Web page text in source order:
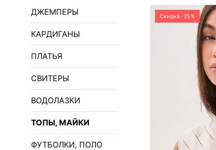
ДЖЕМПЕРЫ
КАРДИГАНЫ
ПЛАТЬЯ
СВИТЕРЫ
ВОДОЛАЗКИ
ТОПЫ, МАЙКИ
ФУТБОЛКИ, ПОЛО
Скидка -35%